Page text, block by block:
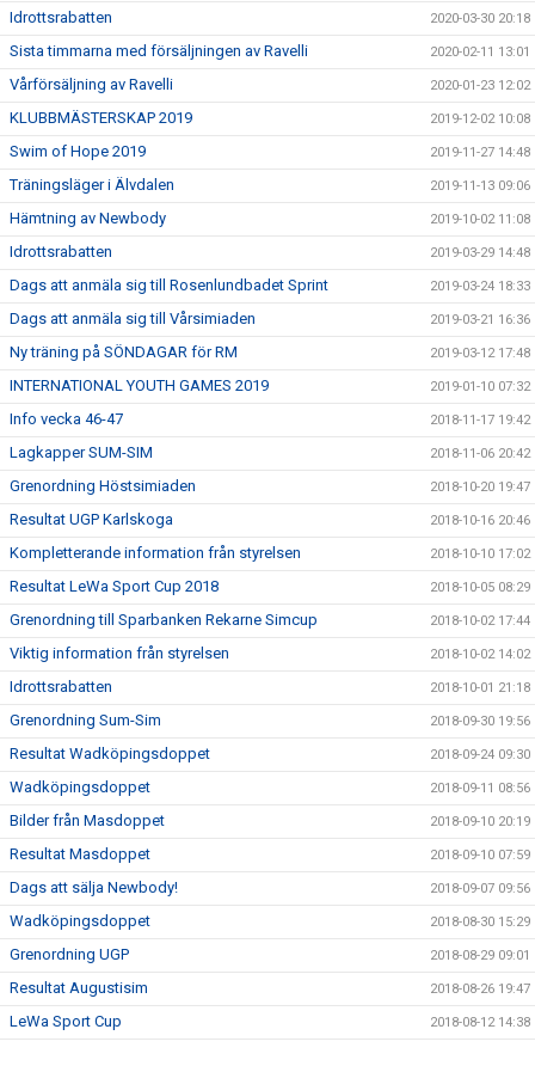
Idrottsrabatten 2020-03-30 20:18
Sista timmarna med försäljningen av Ravelli 2020-02-11 13:01
Vårförsäljning av Ravelli 2020-01-23 12:02
KLUBBMÄSTERSKAP 2019 2019-12-02 10:08
Swim of Hope 2019 2019-11-27 14:48
Träningsläger i Älvdalen 2019-11-13 09:06
Hämtning av Newbody 2019-10-02 11:08
Idrottsrabatten 2019-03-29 14:48
Dags att anmäla sig till Rosenlundbadet Sprint 2019-03-24 18:33
Dags att anmäla sig till Vårsimiaden 2019-03-21 16:36
Ny träning på SÖNDAGAR för RM 2019-03-12 17:48
INTERNATIONAL YOUTH GAMES 2019 2019-01-10 07:32
Info vecka 46-47 2018-11-17 19:42
Lagkapper SUM-SIM 2018-11-06 20:42
Grenordning Höstsimiaden 2018-10-20 19:47
Resultat UGP Karlskoga 2018-10-16 20:46
Kompletterande information från styrelsen 2018-10-10 17:02
Resultat LeWa Sport Cup 2018 2018-10-05 08:29
Grenordning till Sparbanken Rekarne Simcup 2018-10-02 17:44
Viktig information från styrelsen 2018-10-02 14:02
Idrottsrabatten 2018-10-01 21:18
Grenordning Sum-Sim 2018-09-30 19:56
Resultat Wadköpingsdoppet 2018-09-24 09:30
Wadköpingsdoppet 2018-09-11 08:56
Bilder från Masdoppet 2018-09-10 20:19
Resultat Masdoppet 2018-09-10 07:59
Dags att sälja Newbody! 2018-09-07 09:56
Wadköpingsdoppet 2018-08-30 15:29
Grenordning UGP 2018-08-29 09:01
Resultat Augustisim 2018-08-26 19:47
LeWa Sport Cup 2018-08-12 14:38